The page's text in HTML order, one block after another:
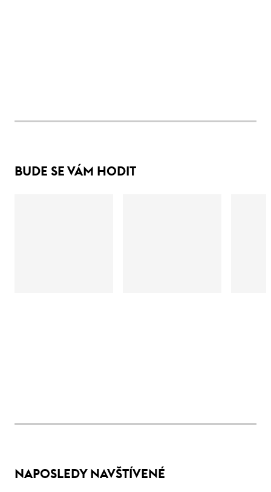
BUDE SE VÁM HODIT
NAPOSLEDY NAVŠTÍVENÉ